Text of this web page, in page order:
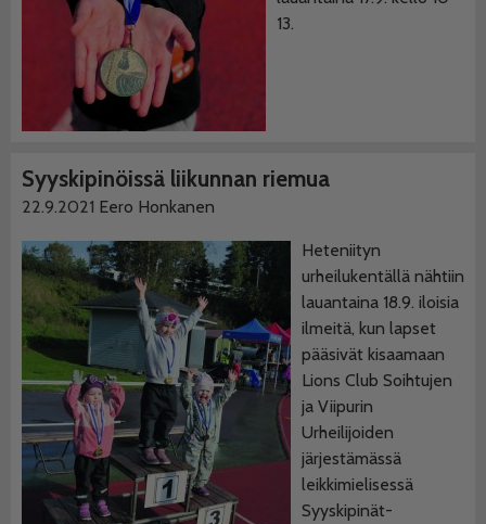
13.
Syyskipinöissä liikunnan riemua
22.9.2021 Eero Honkanen
Heteniityn
urheilukentällä nähtiin
lauantaina 18.9. iloisia
ilmeitä, kun lapset
pääsivät kisaamaan
Lions Club Soihtujen
ja Viipurin
Urheilijoiden
järjestämässä
leikkimielisessä
Syyskipinät-